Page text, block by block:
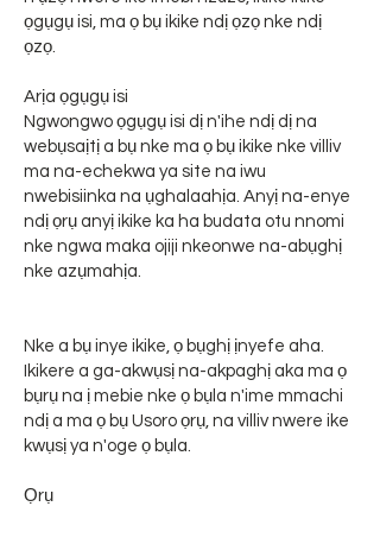
ọgụgụ isi, ma ọ bụ ikike ndị ọzọ nke ndị
ọzọ.
Arịa ọgụgụ isi
Ngwongwo ọgụgụ isi dị n'ihe ndị dị na
webụsaịtị a bụ nke ma ọ bụ ikike nke villiv
ma na-echekwa ya site na iwu
nwebisiinka na ụghalaahịa. Anyị na-enye
ndị ọrụ anyị ikike ka ha budata otu nnomi
nke ngwa maka ojiji nkeonwe na-abụghị
nke azụmahịa.
Nke a bụ inye ikike, ọ bụghị ịnyefe aha.
Ikikere a ga-akwụsị na-akpaghị aka ma ọ
bụrụ na ị mebie nke ọ bụla n'ime mmachi
ndị a ma ọ bụ Usoro ọrụ, na villiv nwere ike
kwụsị ya n'oge ọ bụla.
Ọrụ